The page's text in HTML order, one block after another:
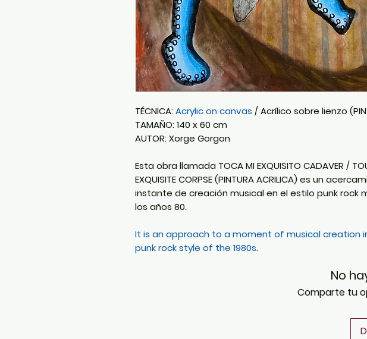
TÉCNICA:Acrylic on canvas / Acrílico sobre lienzo
TAMAÑO: 140 x 60 cm
AUTOR: Xorge Gorgon
Esta obra llamada TOCA MI EXQUISITO CADAVER /
EXQUISITE CORPSE (PINTURA ACRILICA) es un
instante de creación musical en el estilo punk rock
los años 80.
It is an approach to a moment of musical creation
punk rock style of the 1980s.
No
Comparte tu